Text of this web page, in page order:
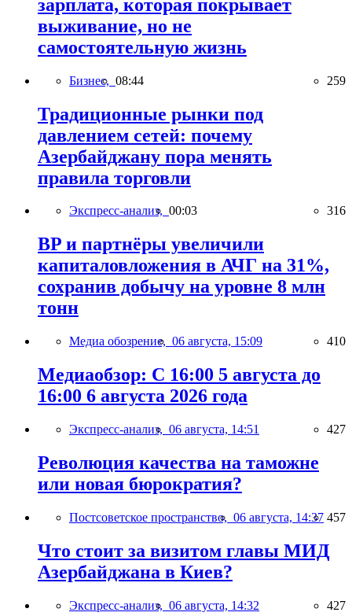
зарплата, которая покрывает
выживание, но не
самостоятельную жизнь
Бизнес, 08:44 259
Традиционные рынки под
давлением сетей: почему
Азербайджану пора менять
правила торговли
Экспресс-анализ, 00:03 316
BP и партнёры увеличили
капиталовложения в АЧГ на 31%,
сохранив добычу на уровне 8 млн
тонн
Медиа обозрение, 06 августа, 15:09 410
Медиаобзор: С 16:00 5 августа до
16:00 6 августа 2026 года
Экспресс-анализ, 06 августа, 14:51 427
Революция качества на таможне
или новая бюрократия?
Постсоветское пространство, 06 августа, 14:37 457
Что стоит за визитом главы МИД
Азербайджана в Киев?
Экспресс-анализ, 06 августа, 14:32 427